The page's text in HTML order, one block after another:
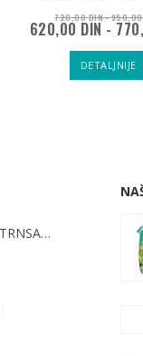
720,00DIN-
620,00 DIN -
DETALJNIJE
Bežični trimer za šišanje TRINA TRNSACKS0076